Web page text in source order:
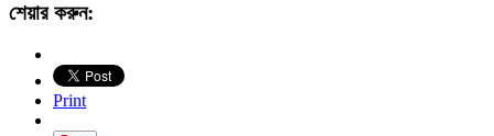
শেয়ার করুন:
Print